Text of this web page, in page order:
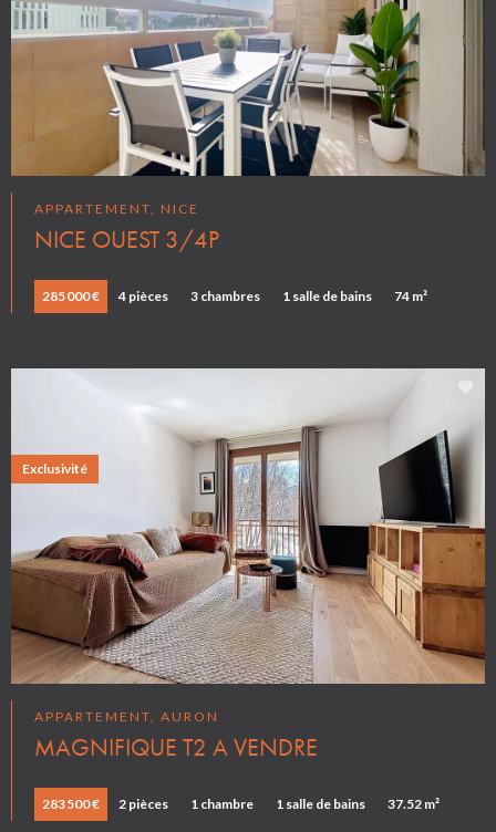
APPARTEMENT, NICE
NICE OUEST 3/4P
285 000 € 4 pièces 3 chambres 1 salle de bains 74 m²
APPARTEMENT, AURON
MAGNIFIQUE T2 A VENDRE
283 500 € 2 pièces 1 chambre 1 salle de bains 37.52 m²
Exclusivité